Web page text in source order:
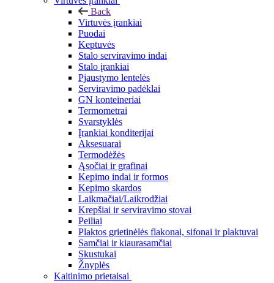
Back
Virtuvės įrankiai
Puodai
Keptuvės
Stalo serviravimo indai
Stalo įrankiai
Pjaustymo lentelės
Serviravimo padėklai
GN konteineriai
Termometrai
Svarstyklės
Įrankiai konditerijai
Aksesuarai
Termodėžės
Ąsočiai ir grafinai
Kepimo indai ir formos
Kepimo skardos
Laikmačiai/Laikrodžiai
Krepšiai ir serviravimo stovai
Peiliai
Plaktos grietinėlės flakonai, sifonai ir plaktuvai
Samčiai ir kiaurasamčiai
Skustukai
Žnyplės
Kaitinimo prietaisai